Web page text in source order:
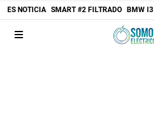
ES NOTICIA SMART #2 FILTRADO BMW I3